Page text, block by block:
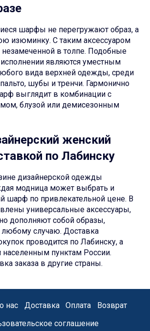
шарфы не перегружают образ, а
изюминку. С таким аксессуаром
незамеченной в толпе. Подобные
являются уместным
вида верхней одежды, среди
шубы и тренчи. Гармонично
выглядит в комбинации с
блузой или демисезонным
женский
по Лабинску
дизайнерской одежды
модница может выбрать и
шарф по привлекательной цене. В
универсальные аксессуары,
дополняют собой образы,
случаю. Доставка
проводится по Лабинску, а
пунктам России.
заказа в другие страны.
нас Доставка Оплата
Возврат
соглашение